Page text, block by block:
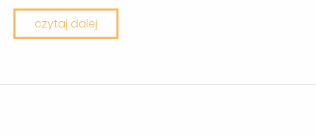
czytaj dalej